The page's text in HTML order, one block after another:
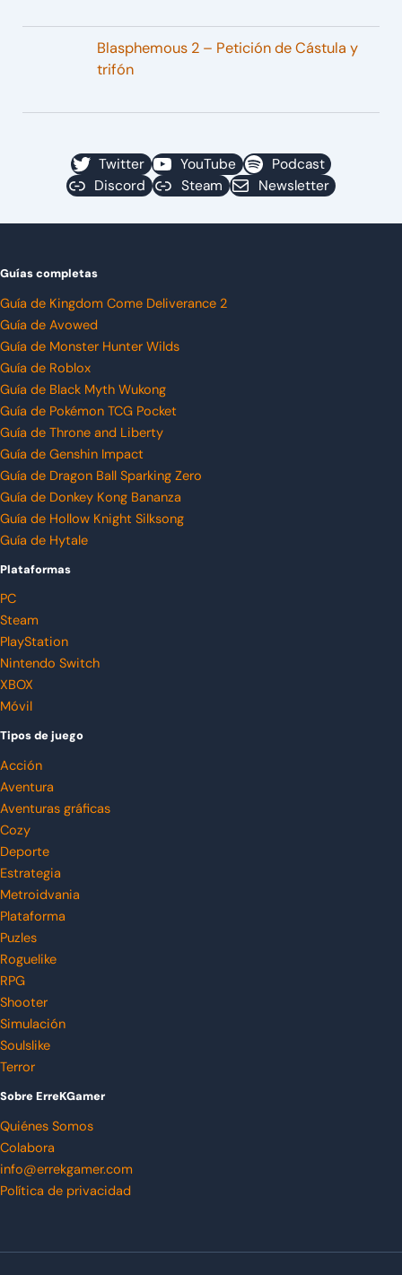
Blasphemous 2 – Petición de Cástula y
trifón
Twitter YouTube
Podcast
Discord
Steam Newsletter
Guías completas
Guía de Kingdom Come Deliverance 2
Guía de Avowed
Guía de Monster Hunter Wilds
Guía de Roblox
Guía de Black Myth Wukong
Guía de Pokémon TCG Pocket
Guía de Throne and Liberty
Guía de Genshin Impact
Guía de Dragon Ball Sparking Zero
Guía de Donkey Kong Bananza
Guía de Hollow Knight Silksong
Guía de Hytale
Plataformas
PC
Steam
PlayStation
Nintendo Switch
XBOX
Móvil
Tipos de juego
Acción
Aventura
Aventuras gráficas
Cozy
Deporte
Estrategia
Metroidvania
Plataforma
Puzles
Roguelike
RPG
Shooter
Simulación
Soulslike
Terror
Sobre ErreKGamer
Quiénes Somos
Colabora
info@errekgamer.com
Política de privacidad